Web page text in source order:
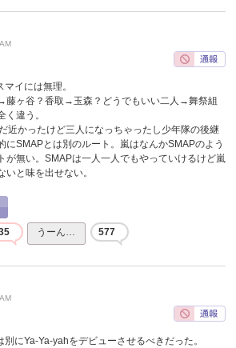
イには無理。
ヶ谷？香取→玉森？どうでもいい二人→舞祭組
く違う。
近かったけど三人になっちゃったし少年隊の後継
にSMAPとは別のルート。嵐はなんかSMAPのよう
が無い。SMAPは一人一人でもやっていけるけど嵐
いと味を出せない。
うーん… 577
にYa-Ya-yahをデビューさせるべきだった。